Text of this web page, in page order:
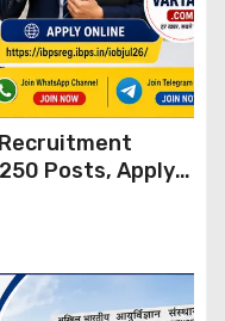
Recruitment
Posts, Apply